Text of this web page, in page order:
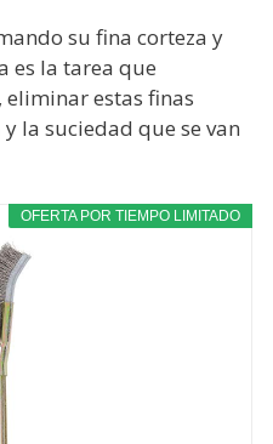
su fina corteza y
es la tarea que
estas finas
la suciedad que se van
OFERTA POR TIEMPO LIMITADO